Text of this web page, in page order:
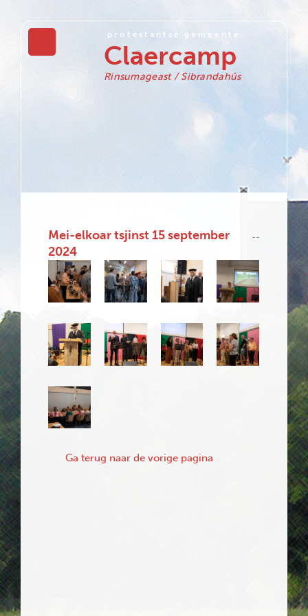
protestantse gemeente
Claercamp
Rinsumageast / Sibrandahûs
--
Mei-elkoar tsjinst 15 september
2024
Ga terug naar de vorige pagina